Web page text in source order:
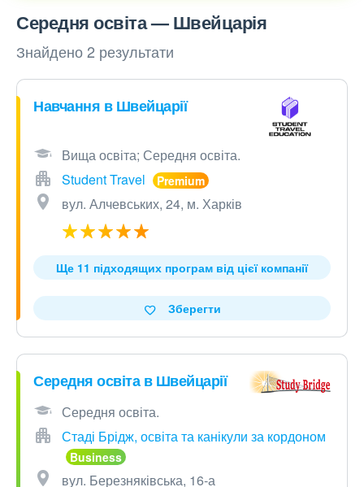
Середня освіта — Швейцарія
Знайдено 2 результати
Навчання в Швейцарії
Вища освіта; Середня освіта.
Student Travel
вул. Алчевських, 24, м. Харків
Ще 11 підходящих програм від цієї компанії
Зберегти
Середня освіта в Швейцарії
Середня освіта.
Стаді Брідж, освіта та канікули за кордоном
вул. Березняківська, 16-а